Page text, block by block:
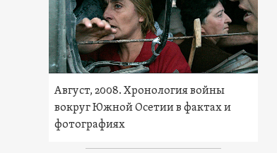
Август, 2008. Хронология войны
вокруг Южной Осетии в фактах и
фотографиях